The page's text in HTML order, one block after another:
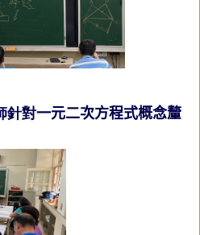
針對一元二次方程式概念釐